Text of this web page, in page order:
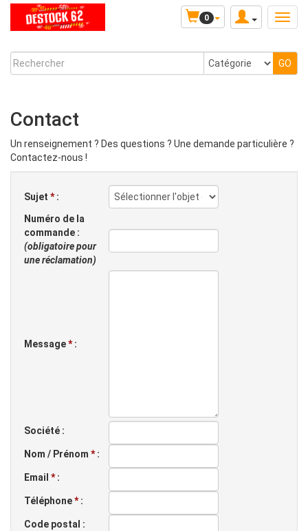
0
Contact
Un renseignement ? Des questions ? Une demande particulière ?
Contactez-nous !
Sujet *:
Numéro de la
commande :
(obligatoire pour
une réclamation)
Message*:
Société :
Nom / Prénom *:
Email *:
Téléphone*:
Code postal :